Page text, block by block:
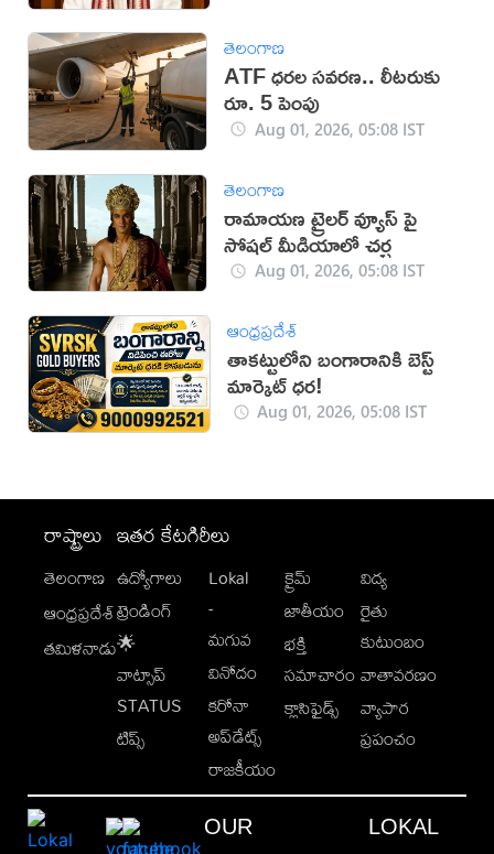
తెలంగాణ
ATF ధరల సవరణ.. లీటరుకు
రూ. 5 పెంపు
Aug 01, 2026, 05:08 IST
తెలంగాణ
రామాయణ ట్రైలర్ వ్యూస్ పై
సోషల్ మీడియాలో చర్చ
Aug 01, 2026, 05:08 IST
ఆంధ్రప్రదేశ్
తాకట్టులోని బంగారానికి బెస్ట్
మార్కెట్ ధర!
Aug 01, 2026, 05:08 IST
రాష్ట్రాలు
తెలంగాణ
ఆంధ్రప్రదేశ్
తమిళనాడు
ఇతర కేటగిరీలు
ఉద్యోగాలు
ట్రెండింగ్
🌟
వాట్సాప్
STATUS
టిప్స్
Lokal
-
మగువ
వినోదం
కరోనా
అప్‌డేట్స్
రాజకీయం
క్రైమ్
జాతీయం
భక్తి
సమాచారం
క్లాసిఫైడ్స్
విద్య
రైతు
కుటుంబం
వాతావరణం
వ్యాపార
ప్రపంచం
OUR
LOKAL